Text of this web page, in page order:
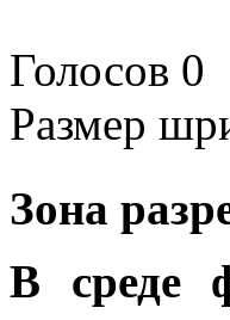
Голосов 0
Размер
Зона
В среде